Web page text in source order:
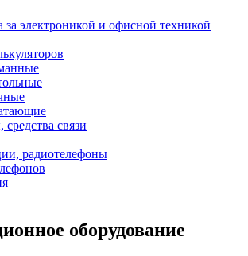
за электроникой и офисной техникой
связи
радиотелефоны
оборудование